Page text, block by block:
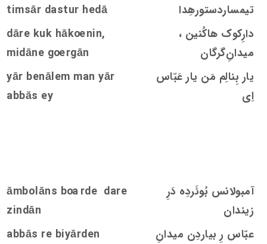
تیمساردستورهِدا
timsār dastur hedā
‌دارِکوک هاکُنین ،
ميدانِ‌گرگان
dāre kuk hākoenin,
midāne goergān
یار بِنالِم مَن یار عَبّاس
اِی
yār benālem man yār
abbās ey
آمبولانس بُوئَردِه دَرِ
زيندان
āmbolāns boarde dare
zindān
عبّاس رِ بیاردِن ميدانِ
abbās re biyārden